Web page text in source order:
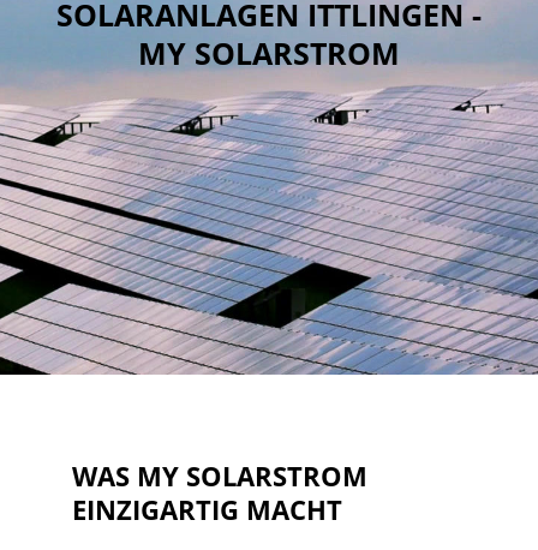
SOLARANLAGEN ITTLINGEN -
MY SOLARSTROM
WAS MY SOLARSTROM
EINZIGARTIG MACHT